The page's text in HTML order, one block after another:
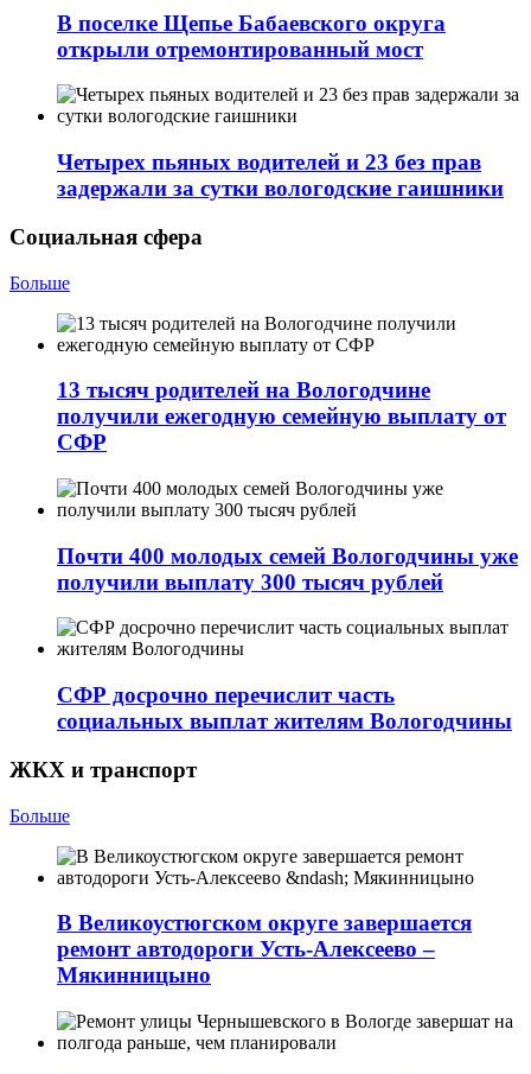
В поселке Щепье Бабаевского округа
открыли отремонтированный мост
Четырех пьяных водителей и 23 без прав
задержали за сутки вологодские гаишники
Социальная сфера
Больше
13 тысяч родителей на Вологодчине
получили ежегодную семейную выплату от
СФР
Почти 400 молодых семей Вологодчины уже
получили выплату 300 тысяч рублей
СФР досрочно перечислит часть
социальных выплат жителям Вологодчины
ЖКХ и транспорт
Больше
В Великоустюгском округе завершается
ремонт автодороги Усть-Алексеево –
Мякинницыно